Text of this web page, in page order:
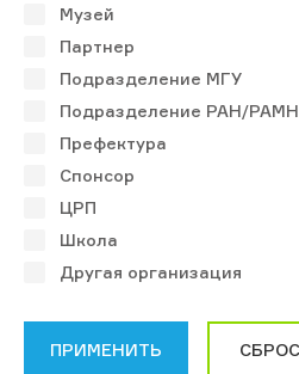
Музей
Партнер
Подразделение МГУ
Подразделение РАН/РАМН
Префектура
Спонсор
ЦРП
Школа
Другая организация